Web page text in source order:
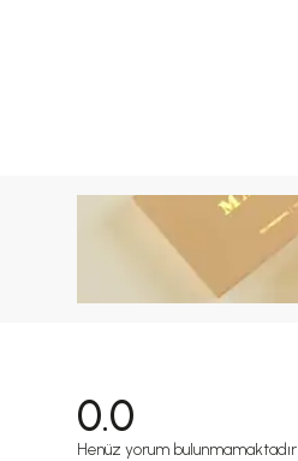
0.0
Henüz yorum bulunmamaktadır